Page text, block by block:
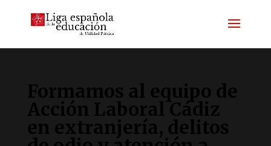
Formamos al equipo de
Acción Laboral Cádiz
en extranjería, delitos